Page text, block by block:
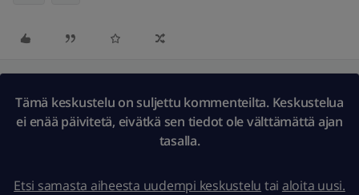
Tämä keskustelu on suljettu kommenteilta. Keskustelua
ei enää päivitetä, eivätkä sen tiedot ole välttämättä ajan
tasalla.
Etsi samasta aiheesta uudempi keskustelu tai aloita uusi.